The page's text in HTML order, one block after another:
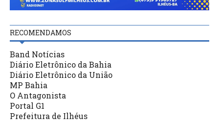
RECOMENDAMOS
Band Notícias
Diário Eletrônico da Bahia
Diário Eletrônico da União
MP Bahia
O Antagonista
Portal G1
Prefeitura de Ilhéus